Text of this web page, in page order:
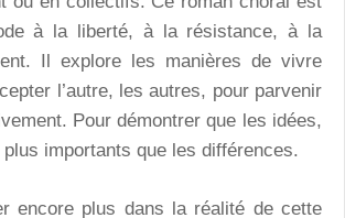
à la liberté, à la résistance, à la
Il explore les manières de vivre
l’autre, les autres, pour parvenir
Pour démontrer que les idées,
plus importants que les différences.
encore plus dans la réalité de cette